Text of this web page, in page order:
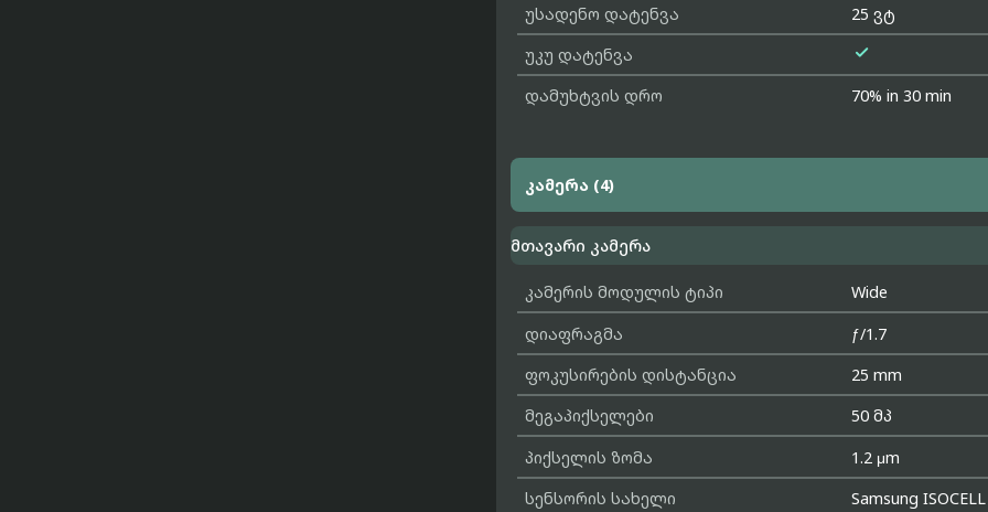
უსადენო დატენვა
25 ვტ
უკუ დატენვა

დამუხტვის დრო 70% in 30 min
კამერა (4)
მთავარი კამერა
კამერის მოდულის ტიპი
Wide
დიაფრაგმა
ƒ/1.7
ფოკუსირების დისტანცია
25 mm
მეგაპიქსელები
50 მპ
პიქსელის ზომა
1.2 μm
სენსორის სახელი
Samsung